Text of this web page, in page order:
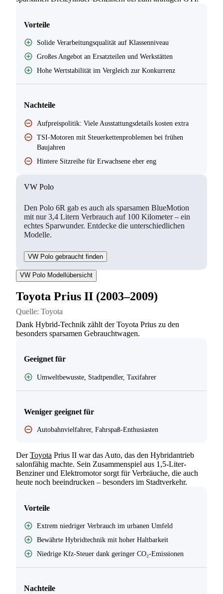
Vorteile
Solide Verarbeitungsqualität auf Klassenniveau
Großes Angebot an Ersatzteilen und Werkstätten
Hohe Wertstabilität im Vergleich zur Konkurrenz
Nachteile
Aufpreispolitik: Viele Ausstattungsdetails kosten extra
TSI-Motoren mit Steuerkettenproblemen bei frühen
Baujahren
Hintere Sitzreihe für Erwachsene eher eng
VW Polo
Den Polo 6R gab es auch als sparsamen BlueMotion
mit nur 3,4 Litern Verbrauch auf 100 Kilometer – ein
echtes Sparwunder. Entdecke die unterschiedlichen
Modelle.
VW Polo gebraucht finden
VW Polo Modellübersicht
Toyota Prius II (2003–2009)
Quelle: Toyota
Dank Hybrid-Technik zählt der Toyota Prius zu den
besonders sparsamen Gebrauchtwagen.
Geeignet für
Umweltbewusste, Stadtpendler, Taxifahrer
Weniger geeignet für
Autobahnvielfahrer, Fahrspaß-Enthusiasten
DerToyota Prius II war das Auto, das den Hybridantrieb
salonfähig machte. Sein Zusammenspiel aus 1,5-Liter-
Benziner und Elektromotor sorgt für Verbräuche, die auch
heute noch beeindrucken – besonders im Stadtverkehr.
Vorteile
Extrem niedriger Verbrauch im urbanen Umfeld
Bewährte Hybridtechnik mit hoher Haltbarkeit
Niedrige Kfz-Steuer dank geringer CO₂-Emissionen
Nachteile